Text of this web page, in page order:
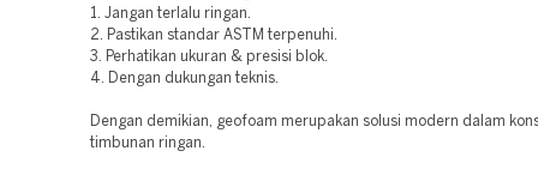
1. Jangan terlalu ringan.
2. Pastikan standar ASTM terpenuhi.
3. Perhatikan ukuran & presisi blok.
4. Dengan dukungan teknis.
Dengan demikian, geofoam merupakan solusi modern dalam
timbunan ringan.